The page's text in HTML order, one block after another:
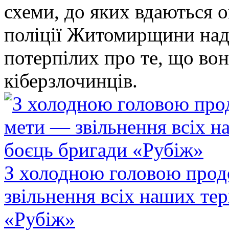
схеми, до яких
поліції Житомирщини
потерпілих про те, що
кіберзлочинців.
З холодною головою
звільнення всіх наших
«Рубіж»